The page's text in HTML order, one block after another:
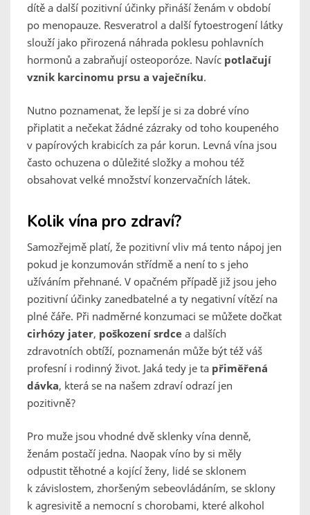
dítě a další pozitivní účinky přináší ženám v období
po menopauze. Resveratrol a další fytoestrogení látky
slouží jako přirozená náhrada poklesu pohlavních
hormonů a zabraňují osteoporóze. Navíc potlačují
vznik karcinomu prsu a vaječníku.
Nutno poznamenat, že lepší je si za dobré víno
připlatit a nečekat žádné zázraky od toho koupeného
v papírových krabicích za pár korun. Levná vína jsou
často ochuzena o důležité složky a mohou též
obsahovat velké množství konzervačních látek.
Kolik vína pro zdraví?
Samozřejmě platí, že pozitivní vliv má tento nápoj jen
pokud je konzumován střídmě a není to s jeho
užíváním přehnané. V opačném případě již jsou jeho
pozitivní účinky zanedbatelné a ty negativní vítězí na
plné čáře. Při nadměrné konzumaci se můžete dočkat
cirhózy jater, poškození srdce a dalších
zdravotních obtíží, poznamenán může být též váš
profesní i rodinný život. Jaká tedy je ta přiměřená
dávka, která se na našem zdraví odrazí jen
pozitivně?
Pro muže jsou vhodné dvě sklenky vína denně,
ženám postačí jedna. Naopak víno by si měly
odpustit těhotné a kojící ženy, lidé se sklonem
k závislostem, zhoršeným sebeovládáním, se sklony
k agresivitě a nemocní s chorobami, které alkohol